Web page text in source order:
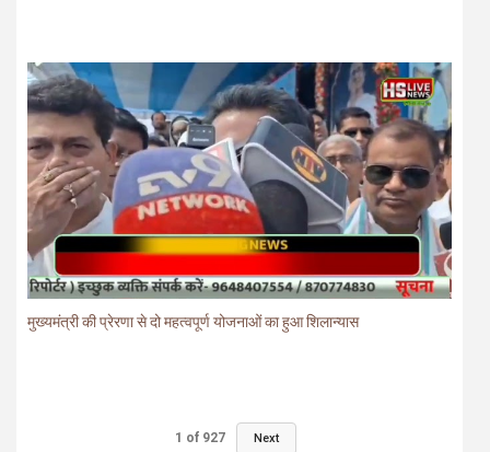
मुख्यमंत्री की प्रेरणा से दो महत्वपूर्ण योजनाओं का हुआ शिलान्यास
1 of 927 Next